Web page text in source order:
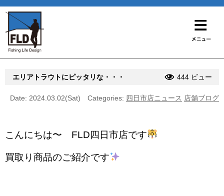
エリアトラウトにピッタリな・・・ 444 ビュー
Date: 2024.03.02(Sat) Categories: 四日市店ニュース 店舗ブログ
こんにちは〜 FLD四日市店です
買取り商品のご紹介です